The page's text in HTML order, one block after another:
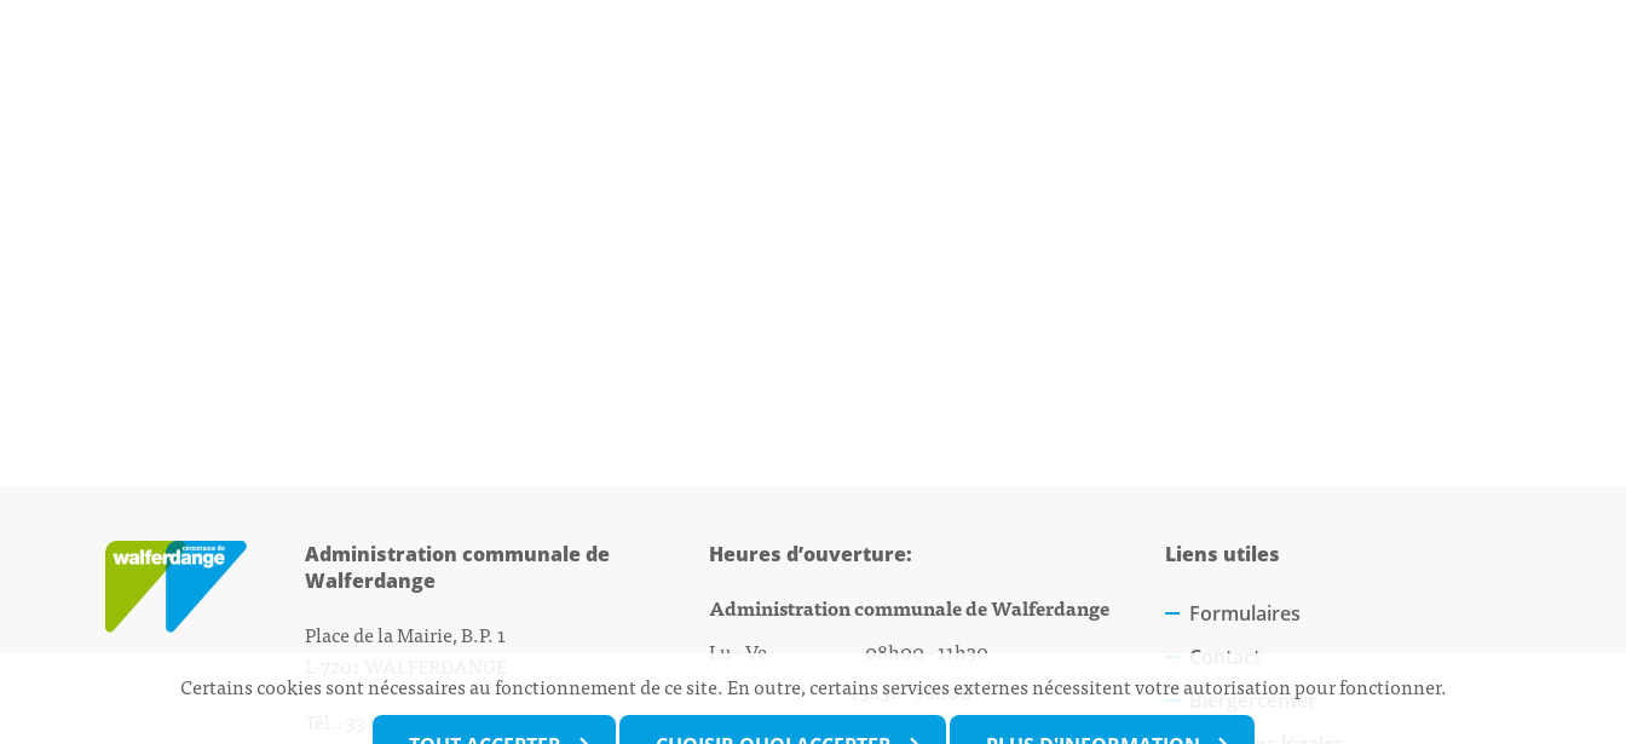
Administration communale de
Walferdange
Place de la Mairie, B.P. 1
Tél.: 33 01 44 - 1secretariat@walfer.lu
Heures d’ouverture:
Administration communale de Walferdange
Lu - Ve 08h00 - 11h30
13h30 - 16h00
Biergercenter
Liens utiles
Formulaires
Contact
Biergercenter
Certains cookies sont nécessaires au fonctionnement de ce site. En outre, certains services externes nécessitent votre autorisation pour fonctionner.